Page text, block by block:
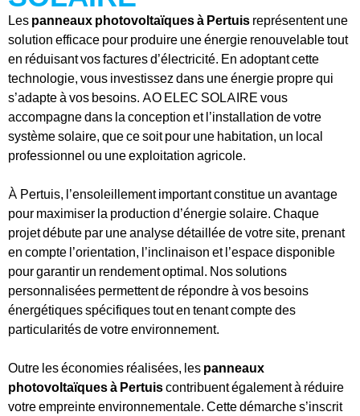
Les panneaux photovoltaïques à Pertuis représentent une
solution efficace pour produire une énergie renouvelable tout
en réduisant vos factures d’électricité. En adoptant cette
technologie, vous investissez dans une énergie propre qui
s’adapte à vos besoins. AO ELEC SOLAIRE vous
accompagne dans la conception et l’installation de votre
système solaire, que ce soit pour une habitation, un local
professionnel ou une exploitation agricole.
À Pertuis, l’ensoleillement important constitue un avantage
pour maximiser la production d’énergie solaire. Chaque
projet débute par une analyse détaillée de votre site, prenant
en compte l’orientation, l’inclinaison et l’espace disponible
pour garantir un rendement optimal. Nos solutions
personnalisées permettent de répondre à vos besoins
énergétiques spécifiques tout en tenant compte des
particularités de votre environnement.
Outre les économies réalisées, les panneaux
photovoltaïques à Pertuiscontribuent également à réduire
votre empreinte environnementale. Cette démarche s’inscrit